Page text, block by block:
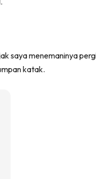
saya menemaninya
katak.